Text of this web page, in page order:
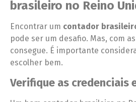
brasileiro no Reino
Encontrar um contador
pode ser um desafio. Mas, com
consegue. É importante
escolher bem.
Verifique as credenciais